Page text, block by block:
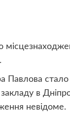
Павлова
в
невідоме.